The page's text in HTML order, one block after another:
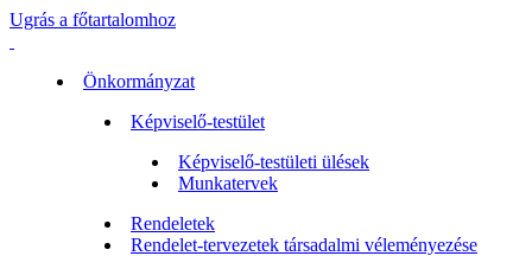
Ugrás a főtartalomhoz
Önkormányzat
Képviselő-testület
Képviselő-testületi ülések
Munkatervek
Rendeletek
Rendelet-tervezetek társadalmi véleményezése